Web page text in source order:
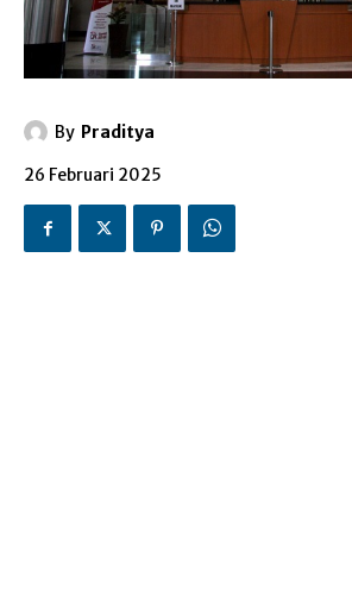
By Praditya
26 Februari 2025